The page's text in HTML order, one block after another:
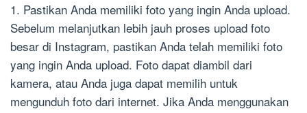
1. Pastikan Anda memiliki foto yang ingin Anda upload.
Sebelum melanjutkan lebih jauh proses upload foto
besar di Instagram, pastikan Anda telah memiliki foto
yang ingin Anda upload. Foto dapat diambil dari
kamera, atau Anda juga dapat memilih untuk
mengunduh foto dari internet. Jika Anda menggunakan